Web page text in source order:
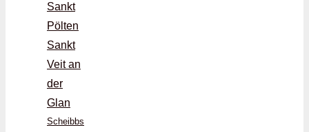
Sankt
Pölten
Sankt
Veit an
der
Glan
Scheibbs